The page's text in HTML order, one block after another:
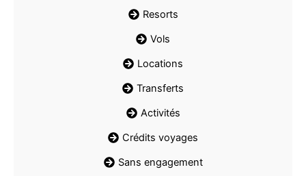
Resorts
Vols
Locations
Transferts
Activités
Crédits voyages
Sans engagement